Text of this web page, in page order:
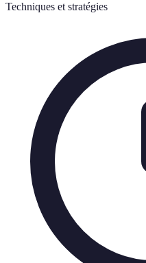
Techniques et stratégies